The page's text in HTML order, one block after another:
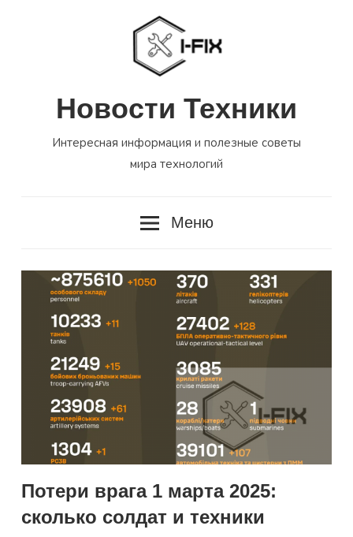
Новости Техники
Интересная информация и полезные советы
мира технологий
Меню
Потери врага 1 марта 2025:
сколько солдат и техники